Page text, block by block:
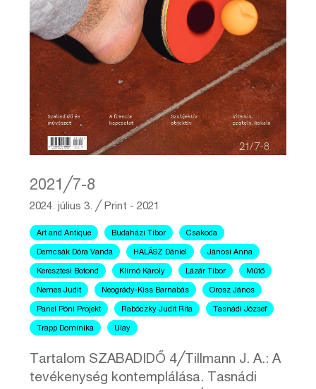
2021╱7-8
2024. július 3. ╱Print - 2021
Art and Antique Budaházi Tibor Csakoda
Demcsák Dóra Vanda HALÁSZ Dániel Jánosi Anna
Keresztesi Botond Klimó Károly Lázár Tibor Műtő
Nemes Judit Neogrády-Kiss Barnabás Orosz János
Panel Póni Projekt Rabóczky Judit Rita Tasnádi József
Trapp Dominika Ulay
Tartalom SZABADIDŐ 4╱Tillmann J. A.: A
tevékenység kontemplálása. Tasnádi